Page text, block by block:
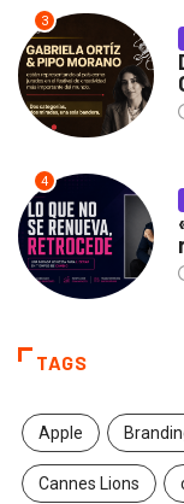
3
4
TAGS
Apple
Cannes Lions